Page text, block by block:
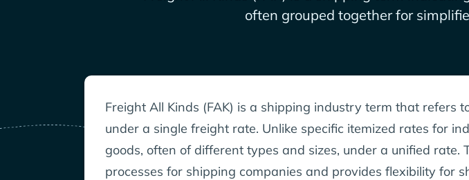
often grouped together for
Freight All Kinds (FAK) is a shipping industry term that
under a single freight rate. Unlike specific itemized rates for
goods, often of different types and sizes, under a unified
processes for shipping companies and provides flexibility for